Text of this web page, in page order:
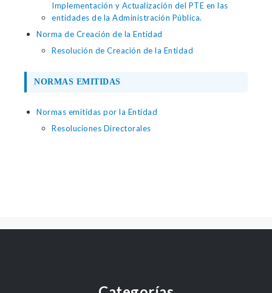
Implementación y Actualización del PTE en las
entidades de la Administración Pública.
Norma de Creación de la Entidad
Resolución de Creación de la Entidad
NORMAS EMITIDAS
Normas emitidas por la Entidad
Resoluciones Directorales